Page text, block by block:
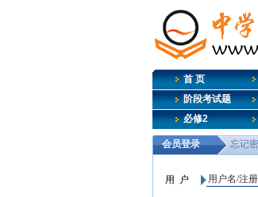
首 页
阶段考试题
必修2